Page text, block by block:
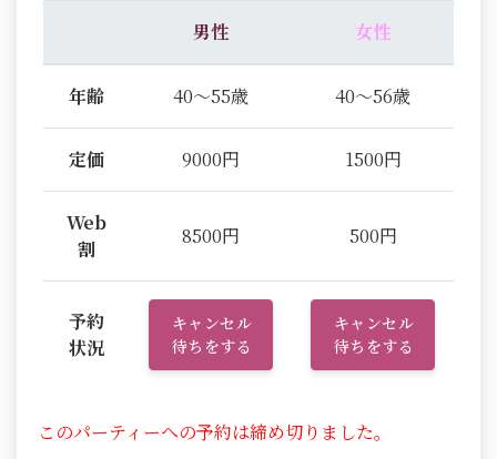
男性 女性
年齢 40～55歳 40～56歳
定価 9000円 1500円
Web
割
8500円 500円
予約
状況
キャンセル
待ちをする
キャンセル
待ちをする
このパーティーへの予約は締め切りました。